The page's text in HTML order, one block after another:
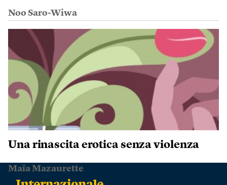
Noo Saro-Wiwa
Una rinascita erotica senza violenza
Maïa Mazaurette